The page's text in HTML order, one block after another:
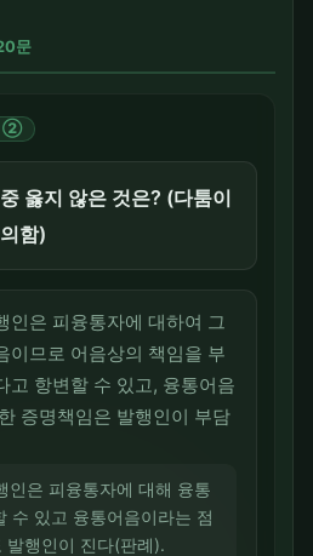
문
②
옳지 않은 것은? (다툼이
함)
인은 피융통자에 대하여 그
이므로 어음상의 책임을 부
고 항변할 수 있고, 융통어음
증명책임은 발행인이 부담
인은 피융통자에 대해 융통
수 있고 융통어음이라는 점
발행인이 진다(판례).